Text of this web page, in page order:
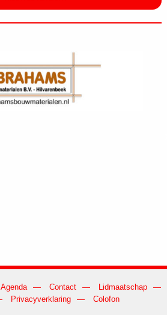
Agenda Contact
Lidmaatschap
Privacyverklaring Colofon